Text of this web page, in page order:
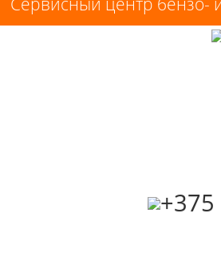
‎+375